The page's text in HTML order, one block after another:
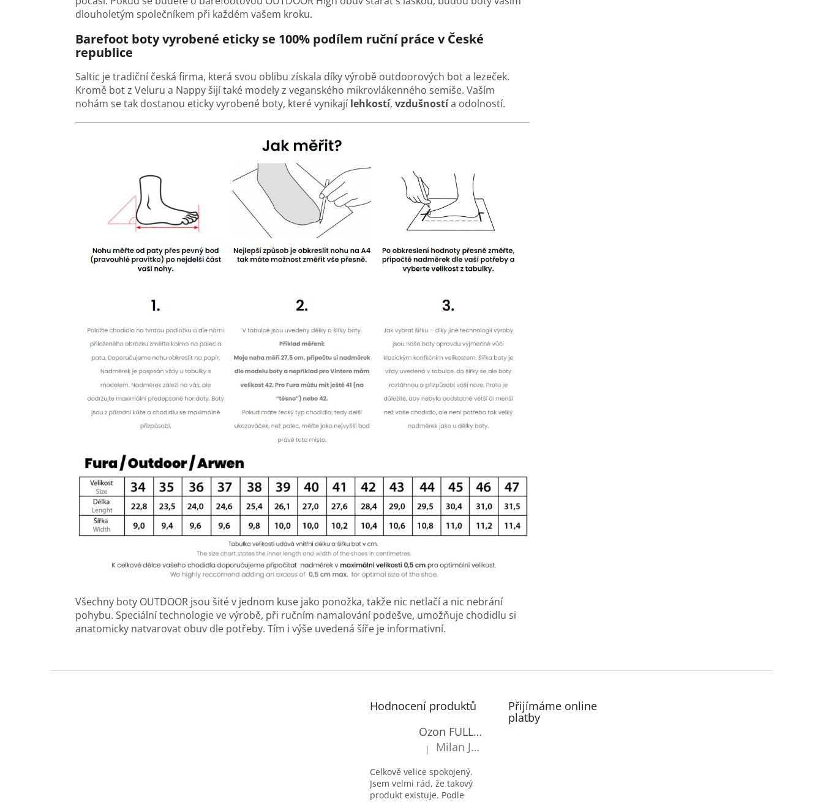
dlouholetým společníkem při každém vašem kroku.
Barefoot boty vyrobené eticky se 100% podílem ruční práce v České
republice
Saltic je tradiční česká firma, která svou oblibu získala díky výrobě outdoorových bot a lezeček.
Kromě bot z Veluru a Nappy šijí také modely z veganského mikrovlákenného semiše. Vaším
nohám se tak dostanou eticky vyrobené boty, které vynikají lehkostí, vzdušnostía odolností.
Všechny boty OUTDOOR jsou šité v jednom kuse jako ponožka, takže nic netlačí a nic nebrání
pohybu. Speciální technologie ve výrobě, při ručním namalování podešve, umožňuje chodidlu si
anatomicky natvarovat obuv dle potřeby. Tím i výše uvedená šíře je informativní.
Hodnocení produktů
Ozon FULL-OXY antimicrobial
Hodnocení produktu je 5 z 5 hvězdiček.
| Milan Janecký
Celkově velice spokojený.
Jsem velmi rád, že takový
produkt existuje. Podle
Přijímáme online
platby